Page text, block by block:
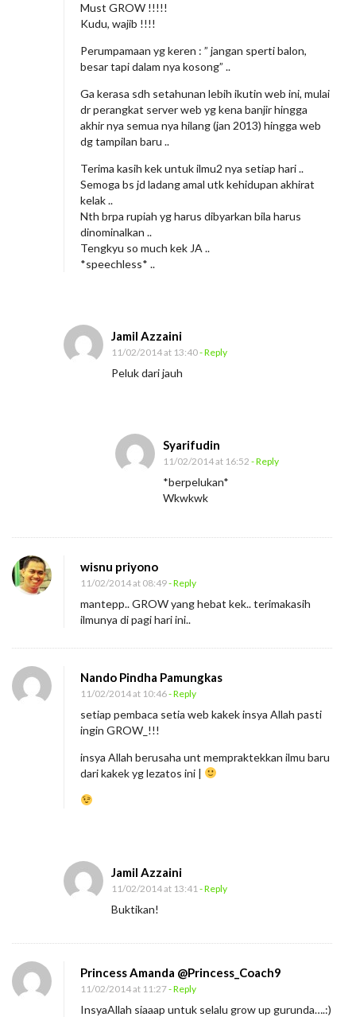
Must GROW !!!!!
Kudu, wajib !!!!
Perumpamaan yg keren : ” jangan sperti balon,
besar tapi dalam nya kosong” ..
Ga kerasa sdh setahunan lebih ikutin web ini, mulai
dr perangkat server web yg kena banjir hingga
akhir nya semua nya hilang (jan 2013) hingga web
dg tampilan baru ..
Terima kasih kek untuk ilmu2 nya setiap hari ..
Semoga bs jd ladang amal utk kehidupan akhirat
kelak ..
Nth brpa rupiah yg harus dibyarkan bila harus
dinominalkan ..
Tengkyu so much kek JA ..
*speechless* ..
Jamil Azzaini
11/02/2014 at 13:40- Reply
Peluk dari jauh
Syarifudin
11/02/2014 at 16:52 - Reply
*berpelukan*
Wkwkwk
wisnu priyono
11/02/2014 at 08:49- Reply
mantepp.. GROW yang hebat kek.. terimakasih
ilmunya di pagi hari ini..
Nando Pindha Pamungkas
11/02/2014 at 10:46- Reply
setiap pembaca setia web kakek insya Allah pasti
ingin GROW_!!!
insya Allah berusaha unt mempraktekkan ilmu baru
dari kakek yg lezatos ini |
Jamil Azzaini
11/02/2014 at 13:41- Reply
Buktikan!
Princess Amanda @Princess_Coach9
11/02/2014 at 11:27- Reply
InsyaAllah siaaap untuk selalu grow up gurunda….:)